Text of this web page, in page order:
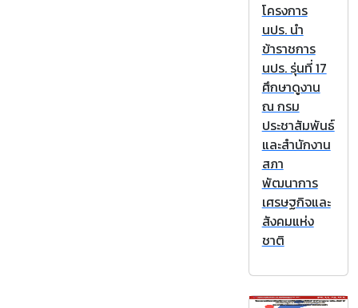
โครงการ
นปร. นำ
ข้าราชการ
นปร. รุ่นที่ 17
ศึกษาดูงาน
ณ กรม
ประชาสัมพันธ์
และสำนักงาน
สภา
พัฒนาการ
เศรษฐกิจและ
สังคมแห่ง
ชาติ